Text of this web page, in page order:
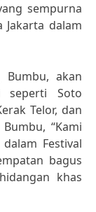
sempurna
dalam
Bumbu, akan
seperti Soto
Telor, dan
“Kami
Festival
bagus
khas